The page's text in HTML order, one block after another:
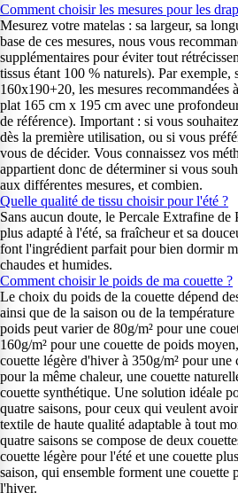
Comment choisir les mesures pour les
Mesurez votre matelas : sa largeur, sa
base de ces mesures, nous vous
supplémentaires pour éviter tout
tissus étant 100 % naturels). Par exemple,
160x190+20, les mesures recommandées
plat 165 cm x 195 cm avec une
de référence). Important : si vous
dès la première utilisation, ou si vous
vous de décider. Vous connaissez vos
appartient donc de déterminer si vous
aux différentes mesures, et combien.
Quelle qualité de tissu choisir pour l'été ?
Sans aucun doute, le Percale Extrafine de
plus adapté à l'été, sa fraîcheur et sa
font l'ingrédient parfait pour bien dormir
chaudes et humides.
Comment choisir le poids de ma couette ?
Le choix du poids de la couette dépend
ainsi que de la saison ou de la
poids peut varier de 80g/m² pour une
160g/m² pour une couette de poids
couette légère d'hiver à 350g/m² pour
pour la même chaleur, une couette
couette synthétique. Une solution idéale
quatre saisons, pour ceux qui veulent
textile de haute qualité adaptable à tout
quatre saisons se compose de deux
couette légère pour l'été et une couette
saison, qui ensemble forment une couette
l'hiver.